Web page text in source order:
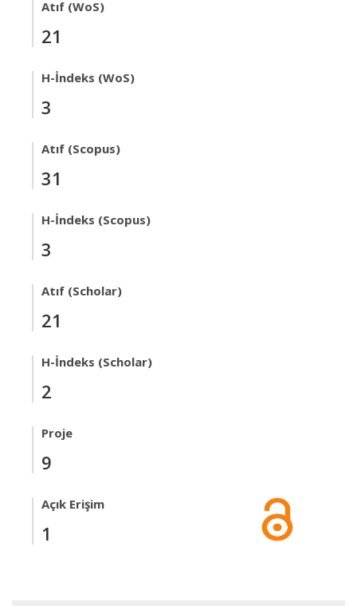
Atıf (WoS)
21
H-İndeks (WoS)
3
Atıf (Scopus)
31
H-İndeks (Scopus)
3
Atıf (Scholar)
21
H-İndeks (Scholar)
2
Proje
9
Açık Erişim
1